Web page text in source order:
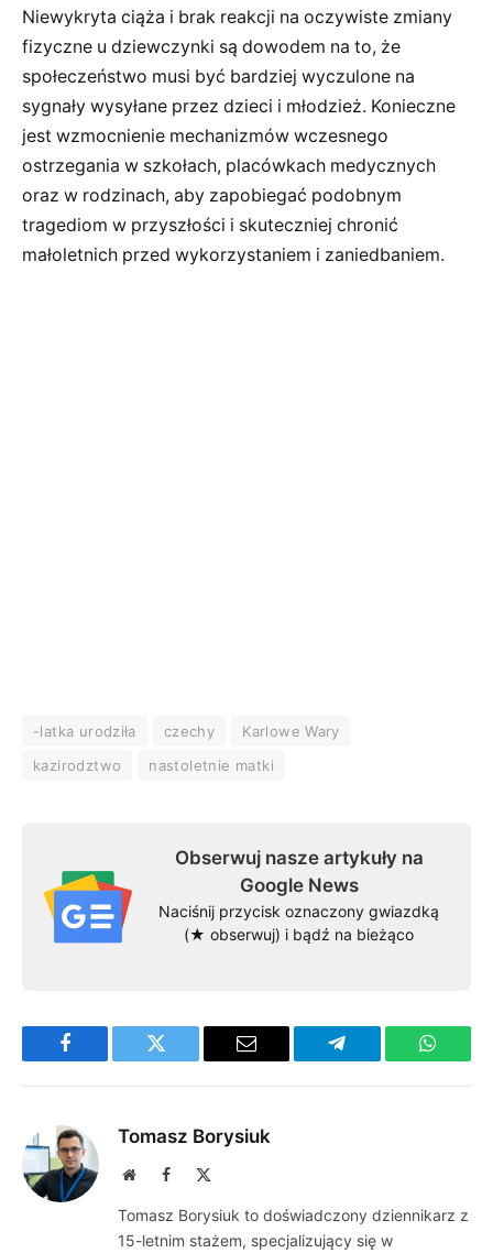
Niewykryta ciąża i brak reakcji na oczywiste zmiany
fizyczne u dziewczynki są dowodem na to, że
społeczeństwo musi być bardziej wyczulone na
sygnały wysyłane przez dzieci i młodzież. Konieczne
jest wzmocnienie mechanizmów wczesnego
ostrzegania w szkołach, placówkach medycznych
oraz w rodzinach, aby zapobiegać podobnym
tragediom w przyszłości i skuteczniej chronić
małoletnich przed wykorzystaniem i zaniedbaniem.
-latka urodziła czechy
Karlowe Wary
kazirodztwo
nastoletnie matki
Obserwuj nasze artykuły na
Google News
Naciśnij przycisk oznaczony gwiazdką
(★ obserwuj) i bądź na bieżąco
Facebook Twitter Email Telegram
Tomasz Borysiuk
WebsiteFacebook
Tomasz Borysiuk to doświadczony dziennikarz z
15-letnim stażem, specjalizujący się w